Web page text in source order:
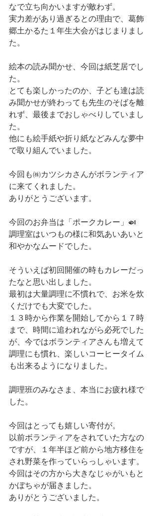
なで立ち向かいますが敵わず。
実力差があり過ぎるとの理由で、葛飾
郷土かるた１年生大会がはじまりまし
た。
絵本の読み聞かせ、今回は紙芝居でし
た。
とても楽しかったのか、子ども達は読
み聞かせが終わっても先生のそばを離
れず、最後までおしゃべりしていまし
た。
他にも絵手紙や折り紙などみんな夢中
で取り組んでいました。
今回も㈱カツシカさんがボランティア
に来てくれました。
ありがとうございます。
今回のお弁当は「ポークカレー」🍛
調理室はいつもの様に和気あいあいと
和やかなムードでした。
そういえば初回開催の時もカレーだっ
たなと思い出しました。
最初は大量調理に不慣れで、お米を炊
くだけでも大変でした。
１３時から作業を開始してから１７時
まで、時間に追われながら必死でした
が、今ではボランティアさんも増えて
調理にも慣れ、楽しいコーヒータイム
も出来るようになりました。
調理班のみなさま、本当にお疲れ様で
した。
今回はとっても嬉しい寄付が。
以前ボランティアをされていた方なの
ですが、１年半ほど前から地方移住を
され野菜を作っていらっしゃいます。
今回はその方から大きなじゃがいもと
かぼちゃが届きました。
ありがとうございました。